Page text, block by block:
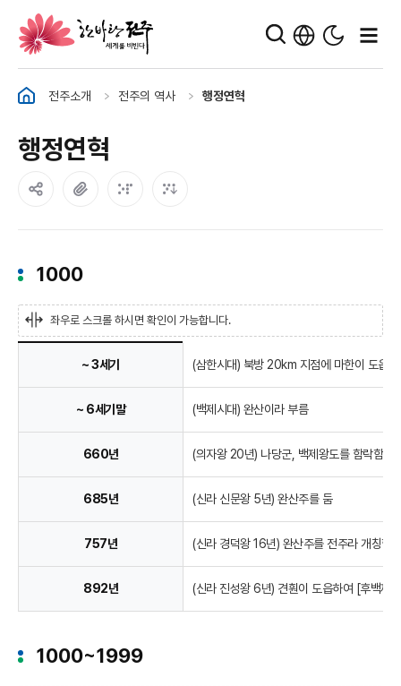
한바탕 전주 세계를 비빈
전주소개 전주의 역사 행정연혁
행정연혁
1000
좌우로 스크롤 하시면 확인이 가능합니다.
~ 3세기 (삼한시대) 북방 20km 지점에 마한이 도읍함
~ 6세기말 (백제시대) 완산이라 부름
660년 (의자왕 20년) 나당군, 백제왕도를 함락함
685년 (신라 신문왕 5년) 완산주를 둠
757년 (신라 경덕왕 16년) 완산주를 전주라 개칭함
892년 (신라 진성왕 6년) 견훤이 도읍하여 [후백제]
1000~1999